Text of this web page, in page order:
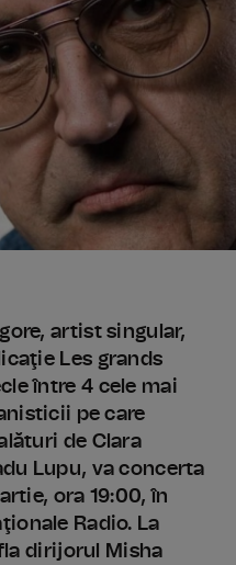
artist singular,
Les grands
între 4 cele mai
pe care
de Clara
Lupu, va concerta
ora 19:00, în
Radio. La
dirijorul Misha